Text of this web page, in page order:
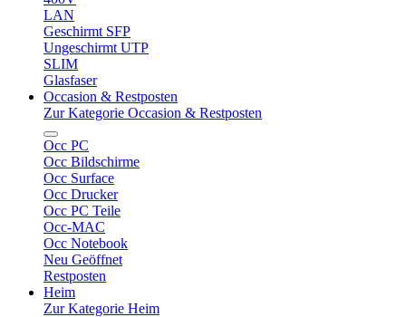
LAN
Geschirmt SFP
Ungeschirmt UTP
SLIM
Glasfaser
Occasion & Restposten
Zur Kategorie Occasion & Restposten
Occ PC
Occ Bildschirme
Occ Surface
Occ Drucker
Occ PC Teile
Occ-MAC
Occ Notebook
Neu Geöffnet
Restposten
Heim
Zur Kategorie Heim